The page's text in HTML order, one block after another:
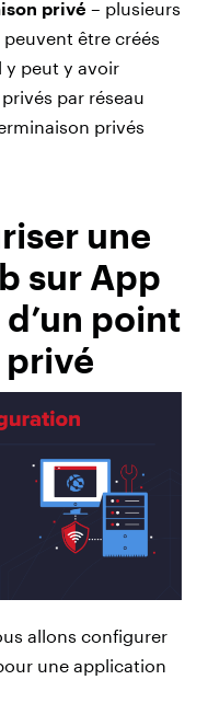
privé – plusieurs
être créés
y peut y avoir
par réseau
privés
une
sur App
d’un point
privé
allons configurer
une application